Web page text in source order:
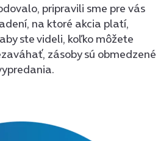
pripravili sme pre vás
na ktoré akcia platí,
ste videli, koľko môžete
zásoby sú obmedzené